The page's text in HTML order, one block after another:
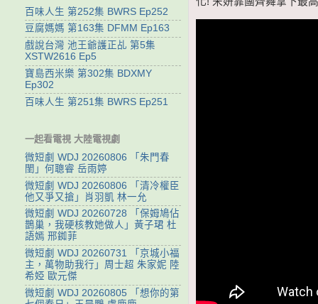
百味人生 第252集 BWRS Ep252
豆腐媽媽 第163集 DFMM Ep163
戲說台灣 池王爺護正乩 第5集
XSTW2616 Ep5
寶島西米樂 第302集 BDXMY
Ep302
百味人生 第251集 BWRS Ep251
一起看電視 大陸電視劇
微短劇 WDJ 20260806 「朱門春
閨」何聰睿 岳雨婷
微短劇 WDJ 20260806 「清冷權臣
他又爭又搶」肖羽凱 林一允
微短劇 WDJ 20260728 「保姆鳩佔
鵲巢，我硬核教她做人」黃子珺 杜
語嫣 邢銣菲
微短劇 WDJ 20260731 「京城小福
主，萬物助我行」周士超 朱家妮 陸
希婭 歐元傑
微短劇 WDJ 20260805 「想你的第